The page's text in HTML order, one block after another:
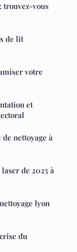
trouvez-vous
de lit
votre
et
nettoyage à
de 2025 à
lyon
du